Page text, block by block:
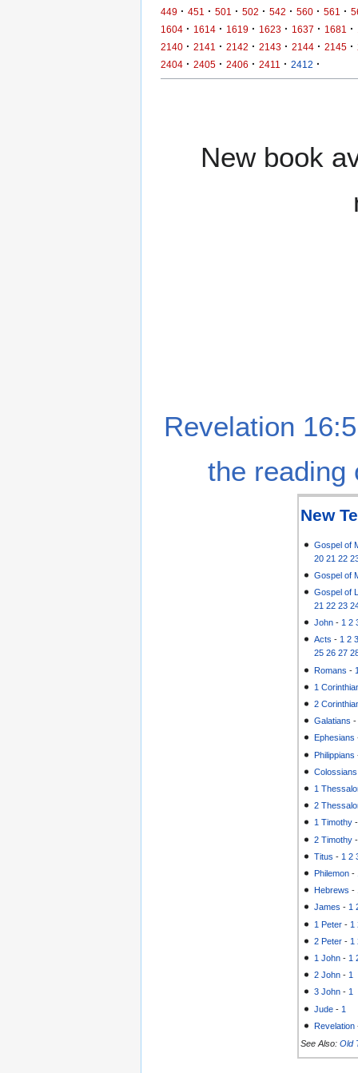
449 · 451 · 501 · 502 · 542 · 560 · 561 ·
1604 · 1614 · 1619 · 1623 · 1637 · 1681 ·
2140 · 2141 · 2142 · 2143 · 2144 · 2145 ·
2404 · 2405 · 2406 · 2411 · 2412 ·
New book
Revelation
the reading
New
Gospel of
20 21 22
Gospel of
Gospel of
21 22 23
John - 1 2
Acts -1 2
25 26 27
Romans -
1
2
Galatians
Ephesians
Philippians
Colossians
1
2
1 Timothy
2 Timothy
Titus - 1 2
Philemon -
Hebrews -
James -1
1 Peter - 1
2 Peter - 1
1 John - 1
2 John - 1
3 John -1
Jude - 1
Revelation
See Also: Old